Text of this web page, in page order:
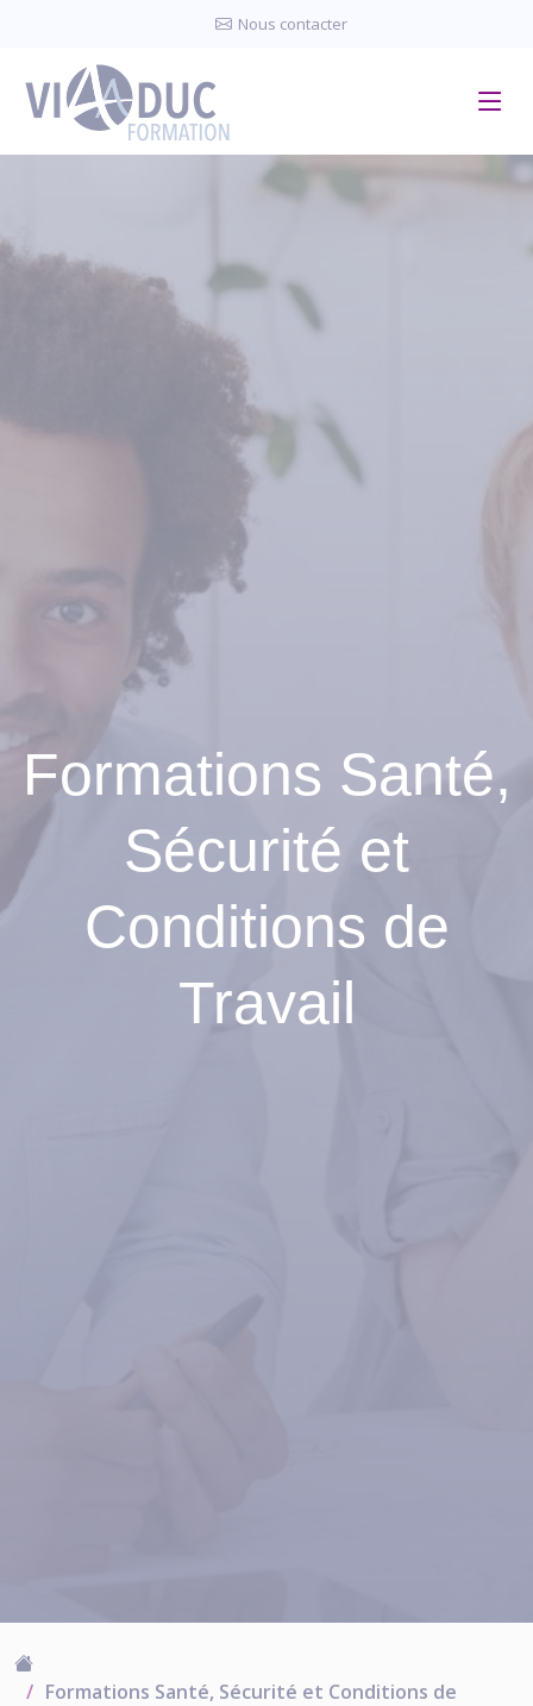
Nous contacter
Formations Santé,
Sécurité et
Conditions de
Travail
Formations Santé, Sécurité et Conditions de
Panneau de gestion des cookies